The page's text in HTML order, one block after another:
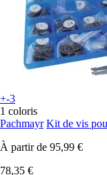
+-3
1 coloris
Pachmayr Kit de vis
À partir de 95,99 €
78,35 €